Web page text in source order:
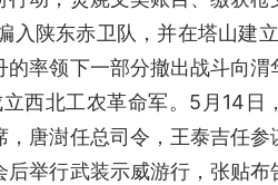
陕东赤卫队，并在塔山建立
率领下一部分撤出战斗向渭
西北工农革命军。5月14日
唐澍任总司令，王泰吉任
举行武装示威游行，张贴布